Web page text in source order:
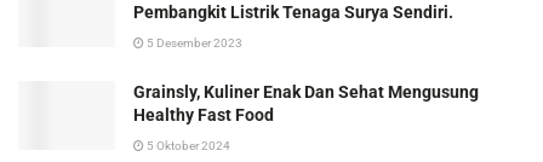
Pembangkit Listrik Tenaga Surya Sendiri.
5 Desember 2023
Grainsly, Kuliner Enak Dan Sehat Mengusung
Healthy Fast Food
5 Oktober 2024